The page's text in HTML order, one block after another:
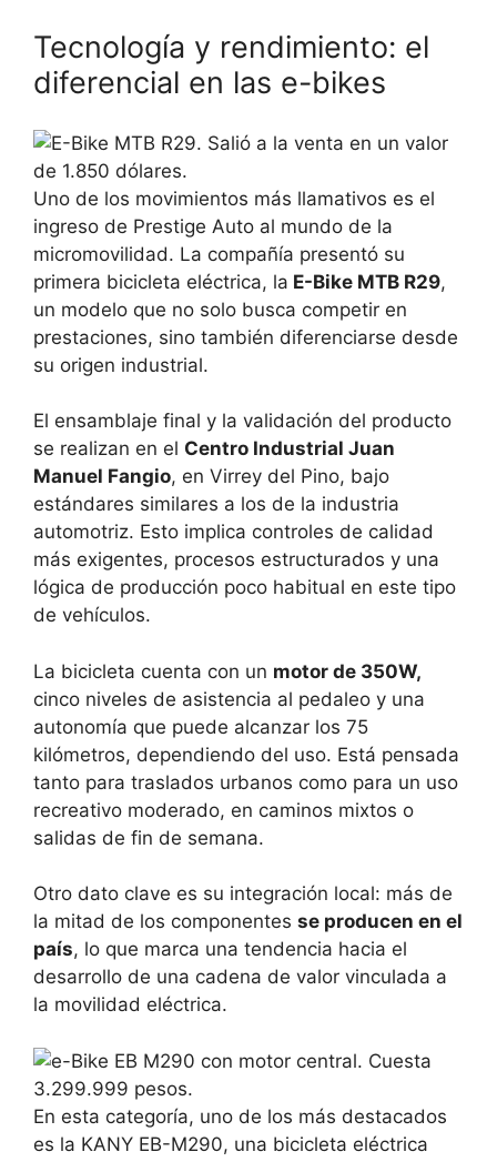
Tecnología y rendimiento: el
diferencial en las e-bikes
Uno de los movimientos más llamativos es el
ingreso de Prestige Auto al mundo de la
micromovilidad. La compañía presentó su
primera bicicleta eléctrica, la E-Bike MTB R29,
un modelo que no solo busca competir en
prestaciones, sino también diferenciarse desde
su origen industrial.
El ensamblaje final y la validación del producto
se realizan en el Centro Industrial Juan
Manuel Fangio, en Virrey del Pino, bajo
estándares similares a los de la industria
automotriz. Esto implica controles de calidad
más exigentes, procesos estructurados y una
lógica de producción poco habitual en este tipo
de vehículos.
La bicicleta cuenta con un motor de 350W,
cinco niveles de asistencia al pedaleo y una
autonomía que puede alcanzar los 75
kilómetros, dependiendo del uso. Está pensada
tanto para traslados urbanos como para un uso
recreativo moderado, en caminos mixtos o
salidas de fin de semana.
Otro dato clave es su integración local: más de
la mitad de los componentes se producen en el
país, lo que marca una tendencia hacia el
desarrollo de una cadena de valor vinculada a
la movilidad eléctrica.
En esta categoría, uno de los más destacados
es la KANY EB-M290, una bicicleta eléctrica